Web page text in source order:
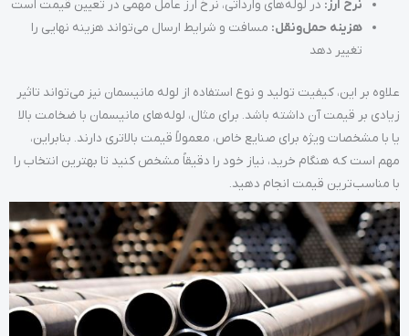
نرخ ارز: در لوله‌های وارداتی، نرخ ارز عامل مهمی در تعیین قیمت است
هزینه حمل‌ونقل: مسافت و شرایط ارسال می‌تواند هزینه نهایی را
تغییر دهد
علاوه بر این، کیفیت تولید و نوع استفاده از لوله مانیسمان نیز می‌تواند تاثیر
زیادی بر قیمت آن داشته باشد. برای مثال، لوله‌های مانیسمان با ضخامت بالا
یا با مشخصات ویژه برای صنایع خاص، معمولاً قیمت بالاتری دارند. بنابراین،
مهم است که هنگام خرید، نیاز خود را دقیقاً مشخص کنید تا بهترین انتخاب را
با مناسب‌ترین قیمت انجام دهید.